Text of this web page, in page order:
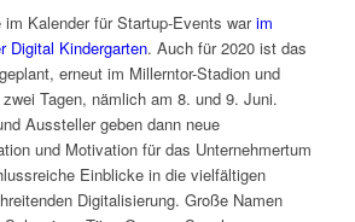
im Kalender für Startup-Events warim
Digital Kindergarten. Auch für 2020 ist das
erneut im Millerntor-Stadion und
Tagen, nämlich am 8. und 9. Juni.
Aussteller geben dann neue
und Motivation für das Unternehmertum
Einblicke in die vielfältigen
Digitalisierung. Große Namen